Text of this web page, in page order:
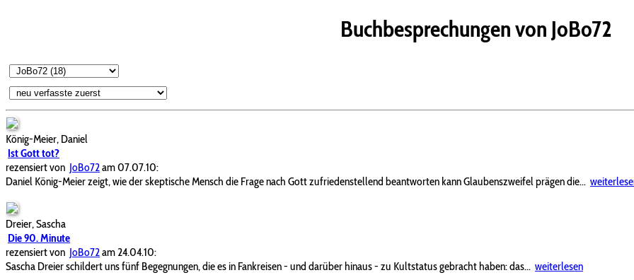
Buchbesprechungen von JoBo72
König-Meier, Daniel
Ist Gott tot?
rezensiert von JoBo72am 07.07.10:
Daniel König-Meier zeigt, wie der skeptische Mensch die Frage nach Gott zufriedenstellend beantworten kann Glaubenszweifel prägen die...
Dreier, Sascha
Die 90. Minute
rezensiert von JoBo72am 24.04.10:
Sascha Dreier schildert uns fünf Begegnungen, die es in Fankreisen - und darüber hinaus - zu Kultstatus gebracht haben: das... weiterlesen